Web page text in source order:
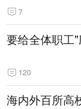
7
要给全体职工
120
海内外百所高